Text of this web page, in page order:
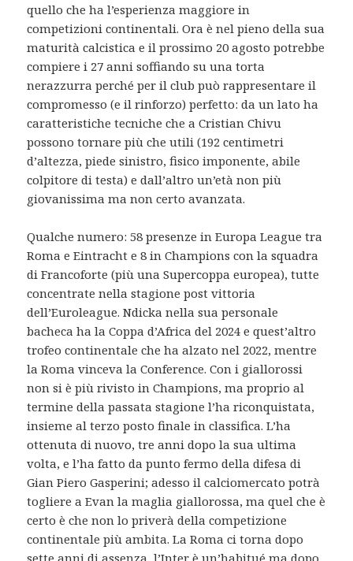
quello che ha l’esperienza maggiore in
competizioni continentali. Ora è nel pieno della sua
maturità calcistica e il prossimo 20 agosto potrebbe
compiere i 27 anni soffiando su una torta
nerazzurra perché per il club può rappresentare il
compromesso (e il rinforzo) perfetto: da un lato ha
caratteristiche tecniche che a Cristian Chivu
possono tornare più che utili (192 centimetri
d’altezza, piede sinistro, fisico imponente, abile
colpitore di testa) e dall’altro un’età non più
giovanissima ma non certo avanzata.
Qualche numero: 58 presenze in Europa League tra
Roma e Eintracht e 8 in Champions con la squadra
di Francoforte (più una Supercoppa europea), tutte
concentrate nella stagione post vittoria
dell’Euroleague. Ndicka nella sua personale
bacheca ha la Coppa d’Africa del 2024 e quest’altro
trofeo continentale che ha alzato nel 2022, mentre
la Roma vinceva la Conference. Con i giallorossi
non si è più rivisto in Champions, ma proprio al
termine della passata stagione l’ha riconquistata,
insieme al terzo posto finale in classifica. L’ha
ottenuta di nuovo, tre anni dopo la sua ultima
volta, e l’ha fatto da punto fermo della difesa di
Gian Piero Gasperini; adesso il calciomercato potrà
togliere a Evan la maglia giallorossa, ma quel che è
certo è che non lo priverà della competizione
continentale più ambita. La Roma ci torna dopo
sette anni di assenza, l’Inter è un’habitué ma dopo